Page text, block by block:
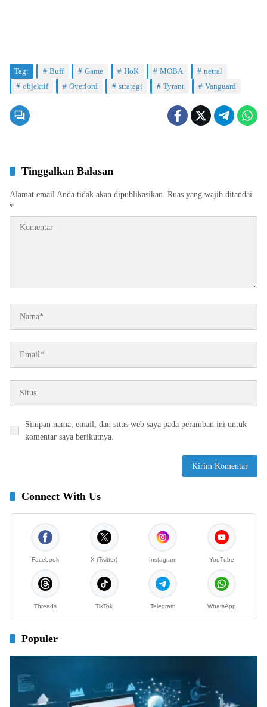
Tag: Buff Game HoK MOBA
netral
objektif
Overlord strategi Tyrant Vanguard
Tinggalkan Balasan
Alamat email Anda tidak akan dipublikasikan. Ruas yang wajib ditandai
*
Simpan nama, email, dan situs web saya pada peramban ini untuk
komentar saya berikutnya.
Connect With Us
Facebook X (Twitter) Instagram YouTube
Threads TikTok Telegram WhatsApp
Populer